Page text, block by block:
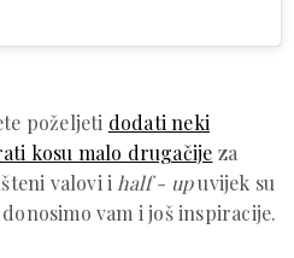
poželjeti dodati neki
kosu malo drugačije za
valovi i half - upuvijek su
vam i još inspiracije.